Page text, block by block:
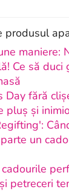
produsul
maniere:
Ce să duci
Day fără
pluș și
un
petreceri